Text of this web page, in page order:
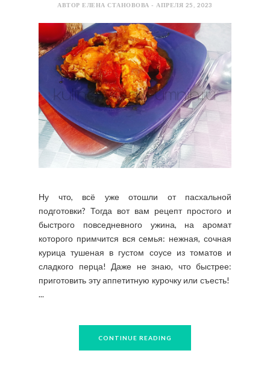
АВТОР ЕЛЕНА СТАНОВОВА - АПРЕЛЯ 25, 2023
Ну что, всё уже отошли от пасхальной
подготовки? Тогда вот вам рецепт простого и
быстрого повседневного ужина, на аромат
которого примчится вся семья: нежная, сочная
курица тушеная в густом соусе из томатов и
сладкого перца! Даже не знаю, что быстрее:
приготовить эту аппетитную курочку или съесть!
...
CONTINUE READING